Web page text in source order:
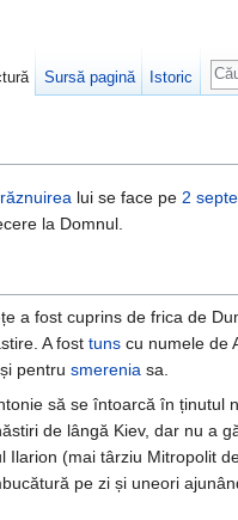
lui se face pe 2
la Domnul.
a fost cuprins de frica de
A fost tuns cu numele de
pentru smerenia sa.
să se întoarcă în ținutul
de lângă Kiev, dar nu a
Ilarion (mai târziu Mitropolit
pe zi și uneori
Sursă pagină Istoric